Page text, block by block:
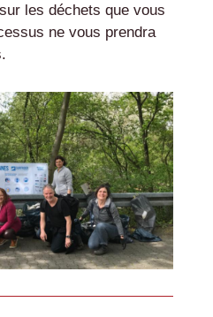
les déchets que vous
ne vous prendra